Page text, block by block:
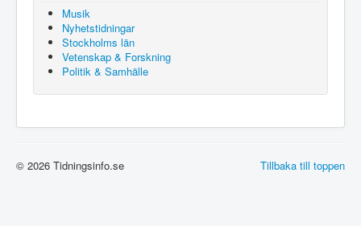
Musik
Nyhetstidningar
Stockholms län
Vetenskap & Forskning
Politik & Samhälle
Tillbaka till toppen
© 2026 Tidningsinfo.se